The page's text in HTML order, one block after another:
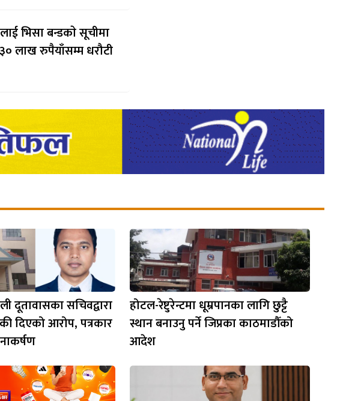
भिसा बन्डकाे सूचीमा
लाख रुपैयाँसम्म धरौटी
दूतावासका सचिवद्वारा
दिएको आरोप, पत्रकार
होटल-रेष्टुरेन्टमा धूम्रपानका लागि छुट्टै
स्थान बनाउनु पर्ने जिप्रका काठमाडौँको
आदेश